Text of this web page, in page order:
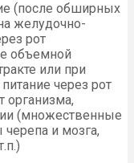
(после обширных
желудочно-
рот
объемной
или при
через рот
организма,
(множественные
и мозга,